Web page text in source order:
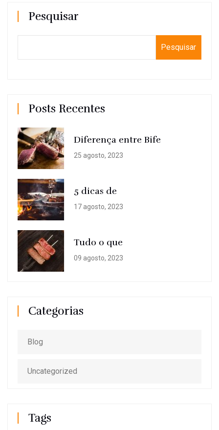
Pesquisar
Pesquisar
Posts Recentes
Diferença entre Bife
25 agosto, 2023
5 dicas de
17 agosto, 2023
Tudo o que
09 agosto, 2023
Categorias
Blog
Uncategorized
Tags